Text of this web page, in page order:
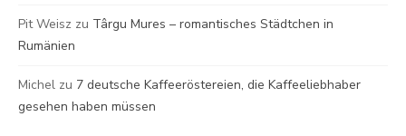
Pit Weisz zu Târgu Mures – romantisches Städtchen in
Rumänien
Michel zu 7 deutsche Kaffeeröstereien, die Kaffeeliebhaber
gesehen haben müssen